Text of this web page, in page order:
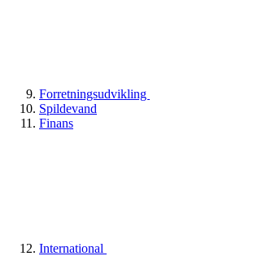
Forretningsudvikling
Spildevand
Finans
International